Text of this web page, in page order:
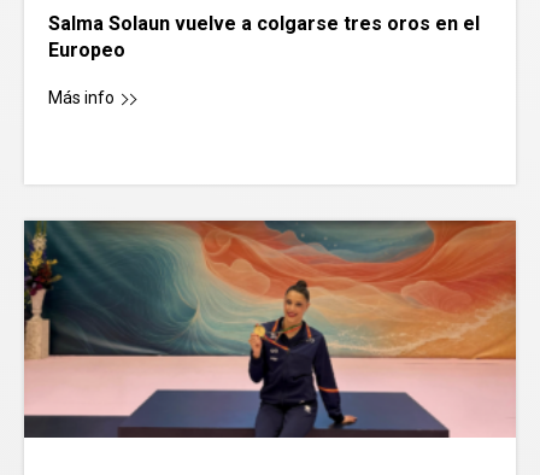
Salma Solaun vuelve a colgarse tres oros en el
Europeo
Más info